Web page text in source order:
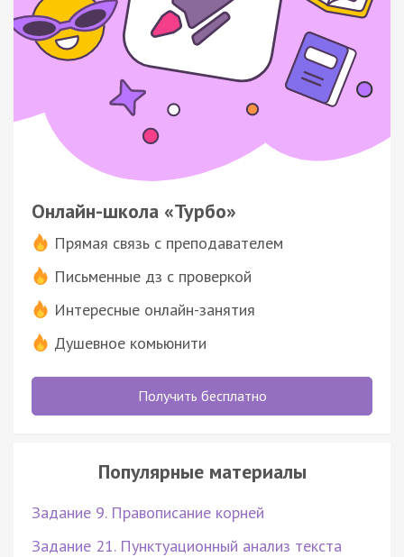
Онлайн-школа «Турбо»
Прямая связь с преподавателем
Письменные дз с проверкой
Интересные онлайн-занятия
Душевное комьюнити
Получить бесплатно
Популярные материалы
Задание 9. Правописание корней
Задание 21. Пунктуационный анализ текста